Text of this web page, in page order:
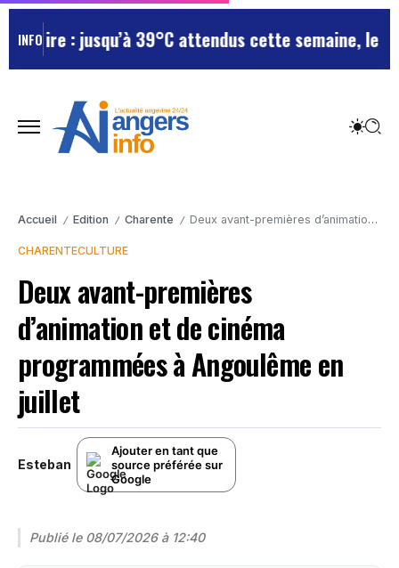
INFO: jusqu’à 39°C attendus cette semaine, le
Accueil / Edition / Charente / Deux avant-premières d’animation et de cinéma programmées à Angoulême en juillet
CHARENTECULTURE
Deux avant-premières
d’animation et de cinéma
programmées à Angoulême en
juillet
Esteban
Ajouter en tant que
source préférée sur
Google
Publié le 08/07/2026 à 12:40